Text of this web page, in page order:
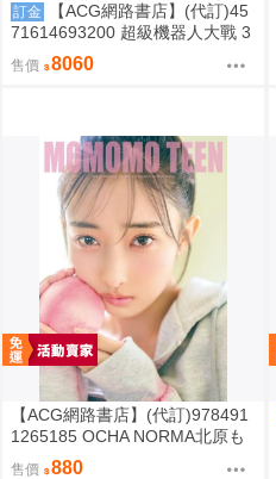
訂金
【ACG網路書店】(代訂)45
71614693200 超級機器人大戰 3
5週年紀念 JAM Project 主題歌完
整專輯 完全生產限定盤
售價 8060
【ACG網路書店】(代訂)978491
1265185 OCHA NORMA北原も
も 寫真集「もももてぃーん。」
售價 880